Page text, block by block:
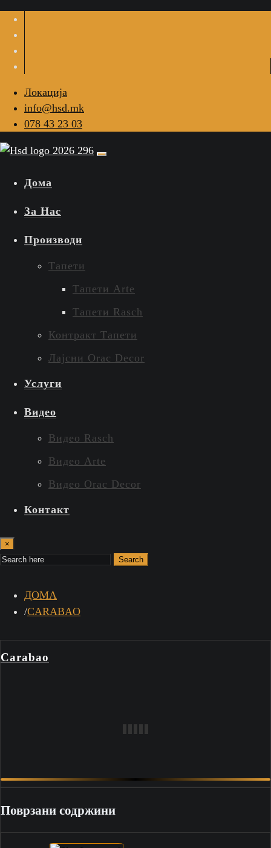
Локација
info@hsd.mk
078 43 23 03
Дома
За Нас
Производи
Тапети
Тапети Arte
Тапети Rasch
Контракт Тапети
Лајсни Orac Decor
Услуги
Видео
Видео Rasch
Видео Arte
Видео Orac Decor
Контакт
×
Search
ДОМА
CARABAO
Carabao
Поврзани содржини